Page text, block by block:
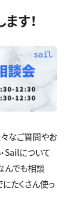
す！
なご質問やお
Sailについて
んでも相談
たくさん使っ